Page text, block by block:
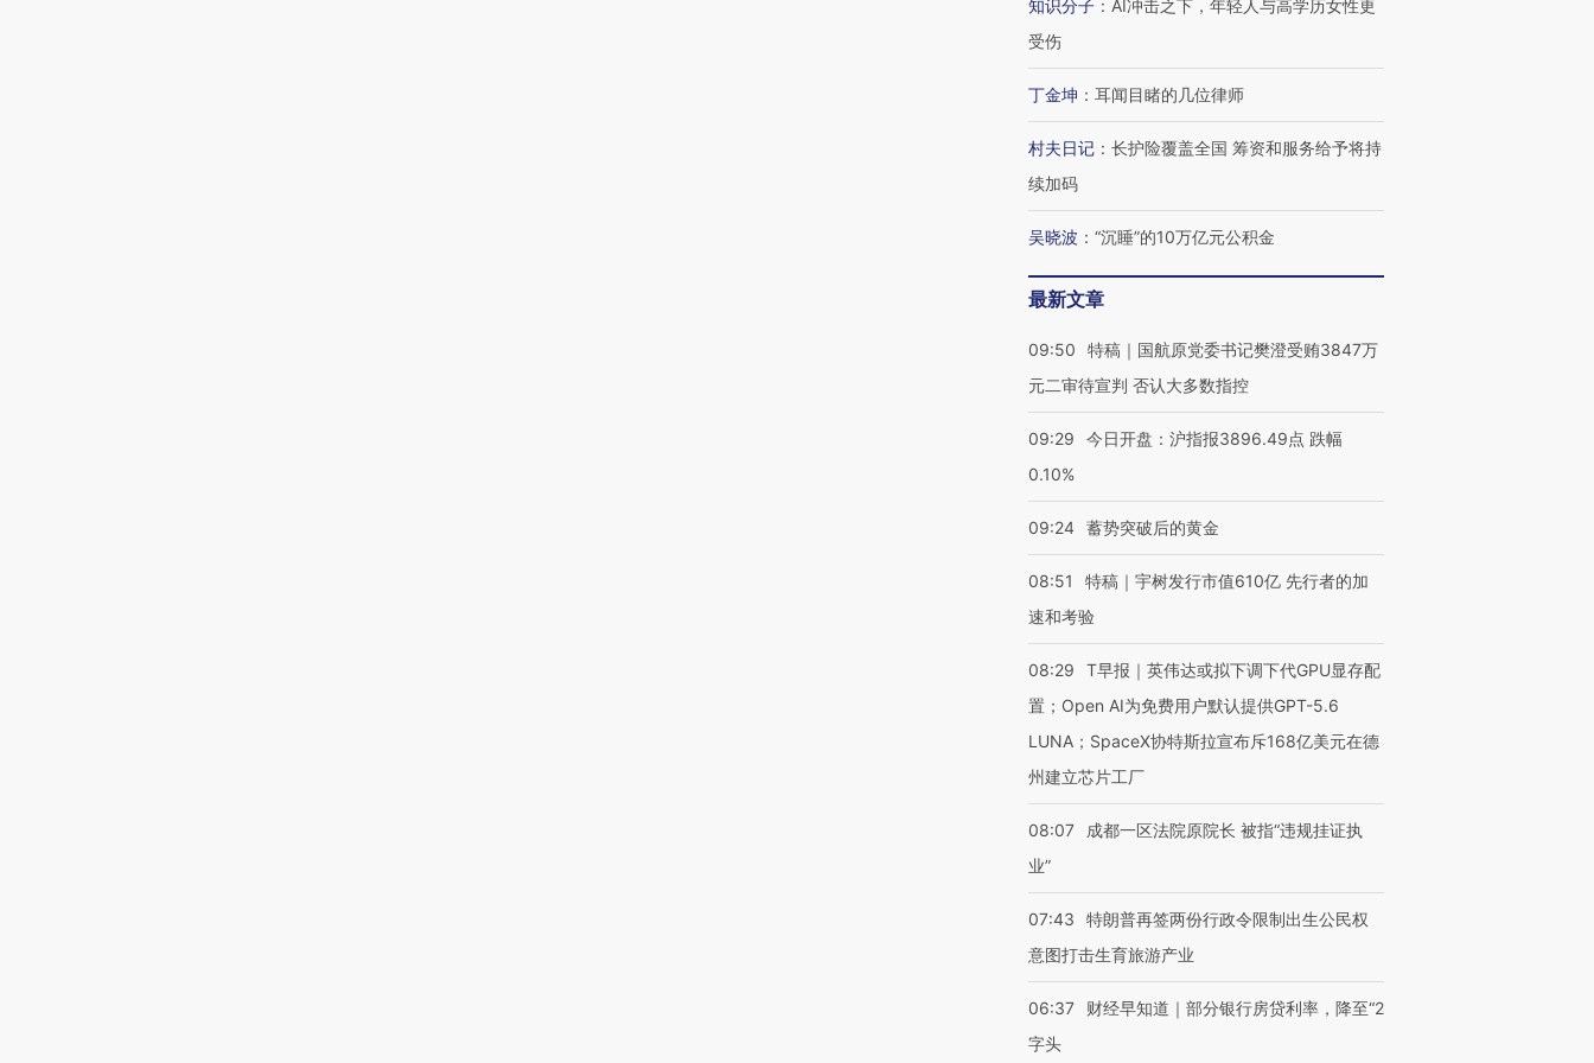
知识分子 ： AI冲击之下，年轻人与高学历女性更
受伤
丁金坤 ： 耳闻目睹的几位律师
村夫日记 ： 长护险覆盖全国 筹资和服务给予将持
续加码
吴晓波 ： “沉睡”的10万亿元公积金
最新文章
09:50
特稿｜国航原党委书记樊澄受贿3847万
元二审待宣判 否认大多数指控
09:29
今日开盘：沪指报3896.49点 跌幅
0.10%
09:24 蓄势突破后的黄金
08:51
特稿｜宇树发行市值610亿 先行者的加
速和考验
08:29
T早报｜英伟达或拟下调下代GPU显存配
置；Open AI为免费用户默认提供GPT-5.6
LUNA；SpaceX协特斯拉宣布斥168亿美元在德
州建立芯片工厂
08:07
成都一区法院原院长 被指“违规挂证执
业”
07:43
特朗普再签两份行政令限制出生公民权
意图打击生育旅游产业
06:37
财经早知道｜部分银行房贷利率，降至“2
字头